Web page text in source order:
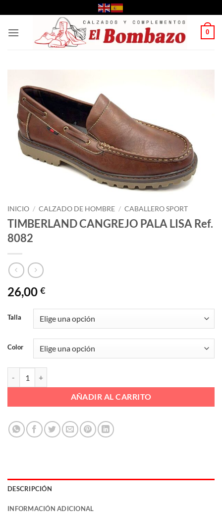
al
contenido
0
INICIO / CALZADO DE HOMBRE / CABALLERO SPORT
TIMBERLAND CANGREJO PALA LISA Ref.
8082
26,00 €
Talla
Color
AÑADIR AL CARRITO
DESCRIPCIÓN
INFORMACIÓN ADICIONAL